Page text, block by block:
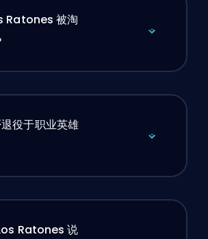
Ratones 被淘
役于职业英雄
Ratones 说